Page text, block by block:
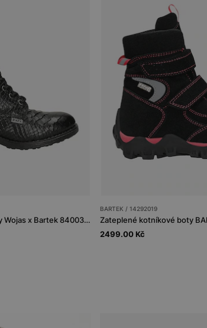
Zateplené kotníkové boty Wojas x Bartek 8400351, pro dívky, černé
BARTEK / 14292019
2499.00 Kč